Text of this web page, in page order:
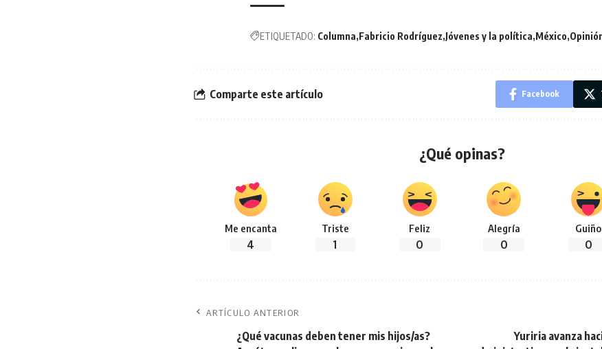
ETIQUETADO: Columna Fabricio Rodríguez Jóvenes y la política México
Comparte este artículo Facebook
¿Qué opinas?
Me encanta
4
Triste
1
Feliz
0
Alegría
0
Guiño
0
ARTÍCULO ANTERIOR
¿Qué vacunas deben tener mis hijos/as?
Yuriria avanza